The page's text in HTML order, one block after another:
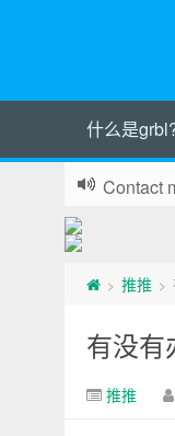
什么是
Contact
> 推推 >
有没有
推推